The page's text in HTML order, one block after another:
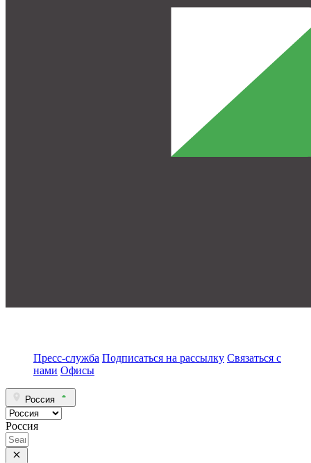
Пресс-служба Подписаться на рассылку Связаться с
нами Офисы
Россия
Россия